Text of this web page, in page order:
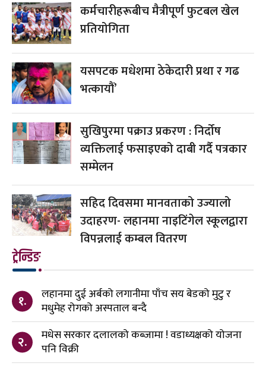
कर्मचारीहरूबीच मैत्रीपूर्ण फुटबल खेल
प्रतियोगिता
यसपटक मधेशमा ठेकेदारी प्रथा र गढ
भत्कायौं’
सुखिपुरमा पक्राउ प्रकरण : निर्दोष
व्यक्तिलाई फसाइएको दाबी गर्दै पत्रकार
सम्मेलन
सहिद दिवसमा मानवताको उज्यालो
उदाहरण- लहानमा नाइटिंगेल स्कूलद्वारा
विपन्नलाई कम्बल वितरण
ट्रेन्डिङ
१.
लहानमा दुई अर्बको लगानीमा पाँच सय बेडको मुटु र
मधुमेह रोगको अस्पताल बन्दै
२.
मधेस सरकार दलालको कब्जामा ! वडाध्यक्षको योजना
पनि विक्री